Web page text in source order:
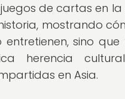
de cartas en la
mostrando
entretienen, sino
herencia
en Asia.